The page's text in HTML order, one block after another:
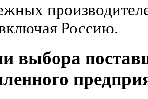
Россию.
выбора